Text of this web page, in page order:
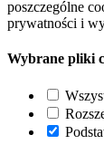
poszczególne
prywatności i
Wybrane pliki